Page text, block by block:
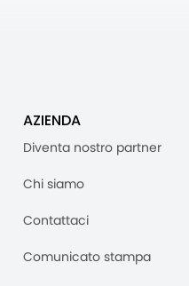
AZIENDA
Diventa nostro partner
Chi siamo
Contattaci
Comunicato stampa